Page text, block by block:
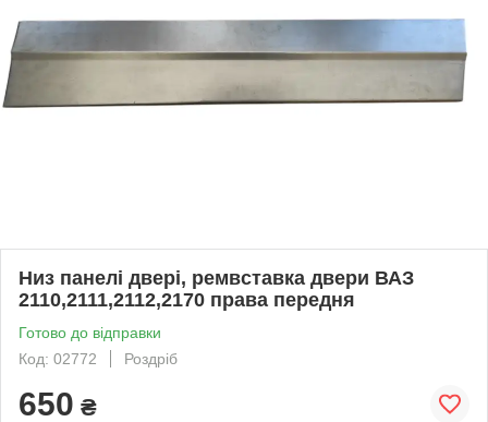
Низ панелі двері, ремвставка двери ВАЗ
2110,2111,2112,2170 права передня
Готово до відправки
Код: 02772
Роздріб
650 ₴